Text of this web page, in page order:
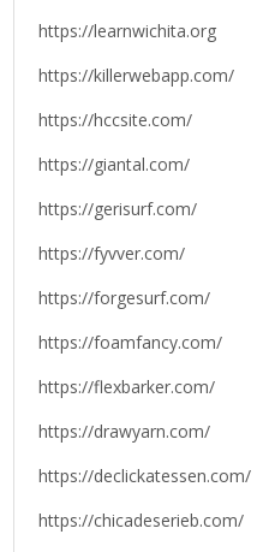
https://learnwichita.org
https://killerwebapp.com/
https://hccsite.com/
https://giantal.com/
https://gerisurf.com/
https://fyvver.com/
https://forgesurf.com/
https://foamfancy.com/
https://flexbarker.com/
https://drawyarn.com/
https://declickatessen.com/
https://chicadeserieb.com/